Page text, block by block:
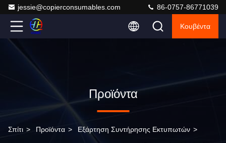
jessie@copierconsumables.com 86-0757-86771039
Κουβέντα
Προϊόντα
Σπίτι > Προϊόντα > Εξάρτηση Συντήρησης Εκτυπωτών >